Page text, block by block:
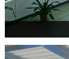
广安某煤厂展厅选择我
示，各种功能齐全